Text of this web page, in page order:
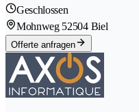
Geschlossen
Mohnweg 52504 Biel
Offerte anfragen